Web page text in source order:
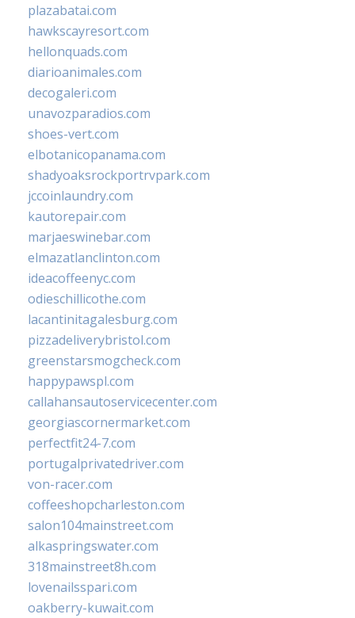
plazabatai.com
hawkscayresort.com
hellonquads.com
diarioanimales.com
decogaleri.com
unavozparadios.com
shoes-vert.com
elbotanicopanama.com
shadyoaksrockportrvpark.com
jccoinlaundry.com
kautorepair.com
marjaeswinebar.com
elmazatlanclinton.com
ideacoffeenyc.com
odieschillicothe.com
lacantinitagalesburg.com
pizzadeliverybristol.com
greenstarsmogcheck.com
happypawspl.com
callahansautoservicecenter.com
georgiascornermarket.com
perfectfit24-7.com
portugalprivatedriver.com
von-racer.com
coffeeshopcharleston.com
salon104mainstreet.com
alkaspringswater.com
318mainstreet8h.com
lovenailsspari.com
oakberry-kuwait.com